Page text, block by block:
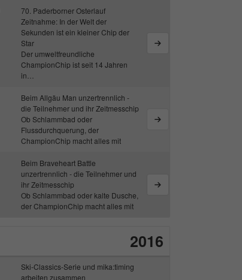
70. Paderborner Osterlauf
Zeitnahme: In der Welt der
Sekunden ist ein kleiner Chip der
Star
Der umweltfreundliche
ChampionChip ist seit 14 Jahren
in…
Beim Allgäu Man unzertrennlich -
die Teilnehmer und ihr Zeitmesschip
Ob Schlammbad oder
Flussdurchquerung, der
ChampionChip macht alles mit
Beim Braveheart Battle
unzertrennlich - die Teilnehmer und
ihr Zeitmesschip
Ob Schlammbad oder kalte Dusche,
der ChampionChip macht alles mit
2016
Ski-Classics-Serie und mika:timing
arbeiten zusammen
Google Analytics
1 Tag
installiert. Das Cookie wird verwendet, um
Informationen darüber zu speichern, wie
Besucher eine Website nutzen, und hilft bei der
Erstellung eines Analyseberichts darüber, wie es
umfassen die Anzahl der Besucher, die Quelle,
aus der sie stammen, und die Seiten in
anonymisierter Form.